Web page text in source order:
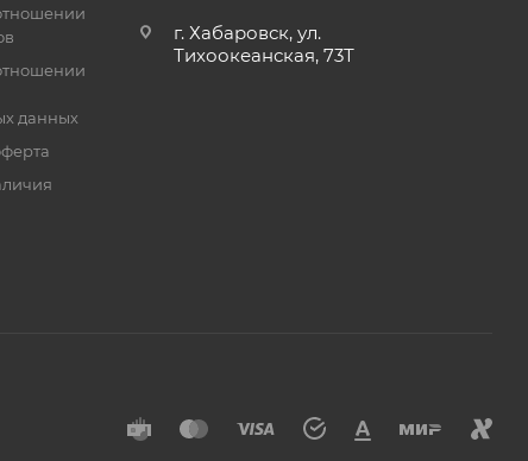
данных
г. Хабаровск, ул.
Тихоокеанская, 73Т